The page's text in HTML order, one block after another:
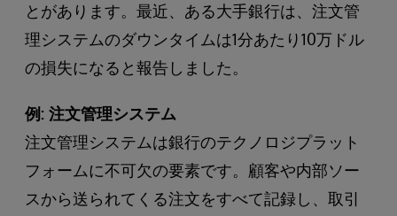
とがあります。最近、ある大手銀行は、注文管
理システムのダウンタイムは1分あたり10万ドル
の損失になると報告しました。
例: 注文管理システム
注文管理システムは銀行のテクノロジプラット
フォームに不可欠の要素です。顧客や内部ソー
スから送られてくる注文をすべて記録し、取引